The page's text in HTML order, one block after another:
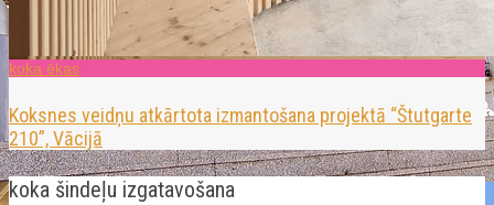
koka ēkas
Koksnes veidņu atkārtota izmantošana projektā “Štutgarte
210”, Vācijā
koka šindeļu izgatavošana